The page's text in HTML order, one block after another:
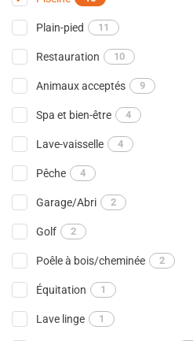
Plain-pied 11
Restauration 10
Animaux acceptés 9
Spa et bien-être 4
Lave-vaisselle 4
Pêche 4
Garage/Abri 2
Golf 2
Poêle à bois/cheminée 2
Équitation 1
Lave linge 1